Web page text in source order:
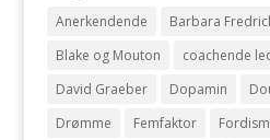
Anerkendende Barbara
Blake og Mouton
coachende
David Graeber
Dopamin
Drømme
Femfaktor